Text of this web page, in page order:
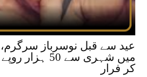
عید سے قبل نوسرباز
میں شہری سے 50
کر فرار